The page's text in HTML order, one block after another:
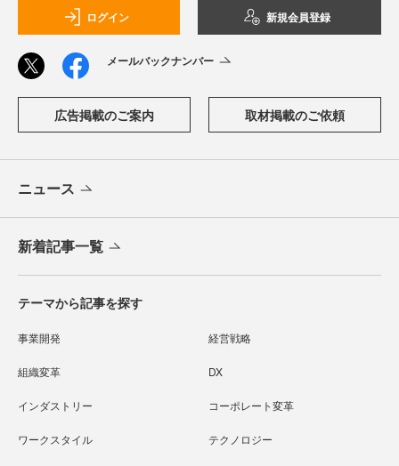
ログイン 新規会員登録
メールバックナンバー
広告掲載のご案内 取材掲載のご依頼
ニュース
新着記事一覧
テーマから記事を探す
事業開発 経営戦略
組織変革 DX
インダストリー コーポレート変革
ワークスタイル テクノロジー